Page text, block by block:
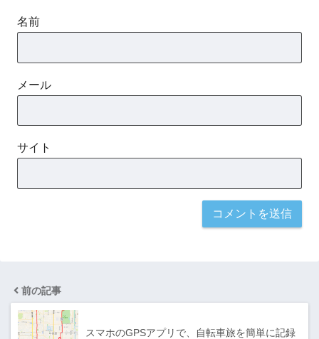
名前
メール
サイト
前の記事
スマホのGPSアプリで、自転車旅を簡単に記録